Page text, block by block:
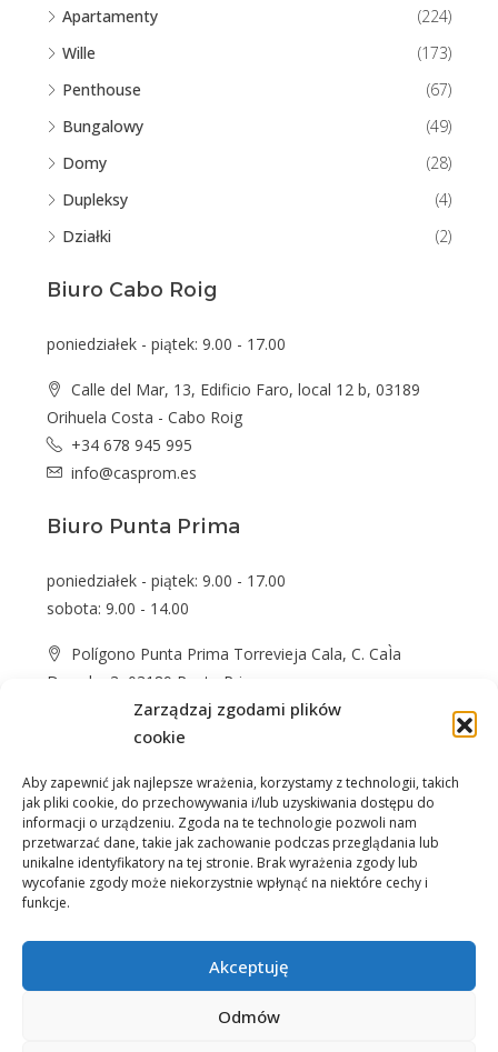
Zarządzaj zgodami plików
cookie
Aby zapewnić jak najlepsze wrażenia, korzystamy z technologii, takich
jak pliki cookie, do przechowywania i/lub uzyskiwania dostępu do
informacji o urządzeniu. Zgoda na te technologie pozwoli nam
przetwarzać dane, takie jak zachowanie podczas przeglądania lub
unikalne identyfikatory na tej stronie. Brak wyrażenia zgody lub
wycofanie zgody może niekorzystnie wpłynąć na niektóre cechy i
funkcje.
Akceptuję
Odmów
Apartamenty
(224)
Wille
(173)
Penthouse
(67)
Bungalowy
(49)
Domy
(28)
Dupleksy
(4)
Działki
(2)
Biuro Cabo Roig
poniedziałek - piątek: 9.00 - 17.00
Calle del Mar, 13, Edificio Faro, local 12 b, 03189
Orihuela Costa - Cabo Roig
+34 678 945 995
info@casprom.es
Biuro Punta Prima
poniedziałek - piątek: 9.00 - 17.00
sobota: 9.00 - 14.00
Polígono Punta Prima Torrevieja Cala, C. CaÌa
Dorada, 3, 03189 Punta Prima
+48 574 622 365
info@casprom.es
Nieruchomości